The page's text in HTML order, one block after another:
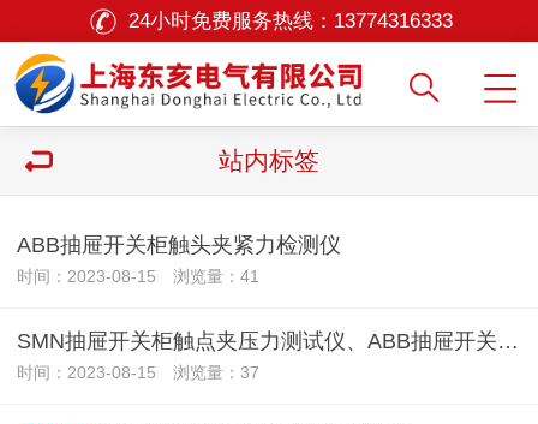
24小时免费服务热线： 13774316333
站内标签
ABB抽屉开关柜触头夹紧力检测仪
时间：2023-08-15 浏览量：41
SMN抽屉开关柜触点夹压力测试仪、ABB抽屉开关柜触头夹紧力检测仪
时间：2023-08-15 浏览量：37